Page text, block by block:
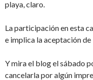
playa, claro.
La participación en esta
e implica la aceptación de
Y mira el blog el sábado
cancelarla por algún